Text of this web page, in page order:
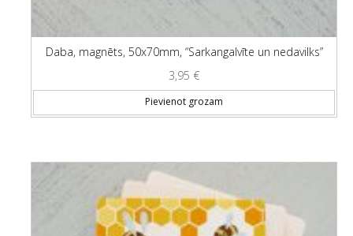
Daba, magnēts, 50x70mm, “Sarkangalvīte un nedavilks”
3,95 €
Pievienot grozam